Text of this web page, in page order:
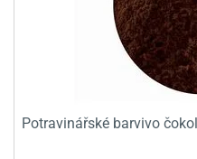
Potravinářské barvivo